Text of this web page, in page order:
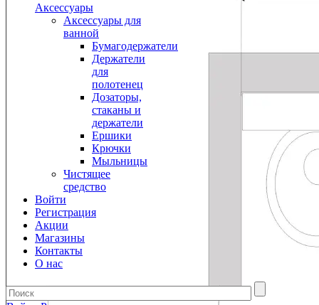
Аксессуары
Аксессуары для
ванной
Бумагодержатели
Держатели
для
полотенец
Дозаторы,
стаканы и
держатели
Ершики
Крючки
Мыльницы
Чистящее
средство
Войти
Регистрация
Акции
Магазины
Контакты
О нас